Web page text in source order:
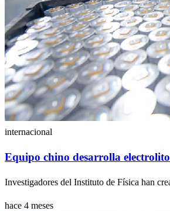
internacional
Equipo chino desarrolla
Investigadores del Instituto de Física han
hace 4 meses